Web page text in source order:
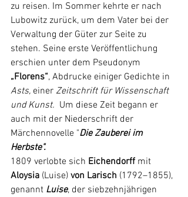
zu reisen. Im Sommer kehrte er nach
Lubowitz zurück, um dem Vater bei der
Verwaltung der Güter zur Seite zu
stehen. Seine erste Veröffentlichung
erschien unter dem Pseudonym
„Florens“, Abdrucke einiger Gedichte in
Asts, einer Zeitschrift für Wissenschaft
und Kunst.
  Um diese Zeit begann er
auch mit der Niederschrift der
Märchennovelle "Die Zauberei im
Herbste".
1809 verlobte sich Eichendorff mit
Aloysia (Luise) von Larisch (1792–1855),
genannt Luise, der siebzehnjährigen